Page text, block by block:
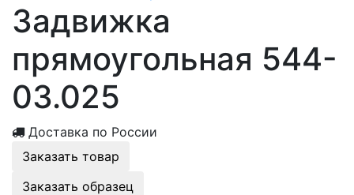
Задвижка
прямоугольная 544-
03.025
Доставка по России
Заказать товар
Заказать образец